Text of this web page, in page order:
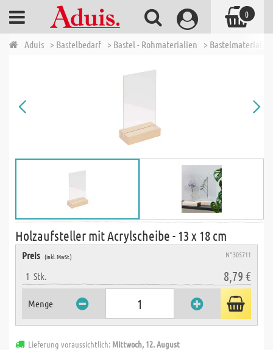
Aduis > Bastelbedarf > Bastel - Rohmaterialien >
Holzaufsteller mit Acrylscheibe - 13 x 18 cm
Preis (inkl. MwSt.) N° 305711
1 Stk. 8,79 €
Menge
Lieferung voraussichtlich: Mittwoch, 12. August
0